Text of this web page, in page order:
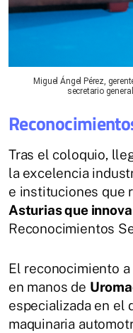
Miguel Ángel Pérez,
secretario
Tras el coloquio,
la excelencia
e instituciones que
Asturias que innova
Reconocimientos
El reconocimiento
en manos de
especializada en el
maquinaria